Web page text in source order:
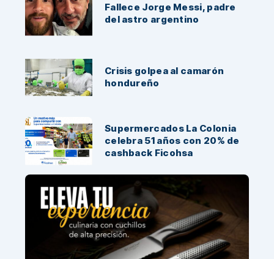
Fallece Jorge Messi, padre
del astro argentino
Crisis golpea al camarón
hondureño
Supermercados La Colonia
celebra 51 años con 20% de
cashback Ficohsa